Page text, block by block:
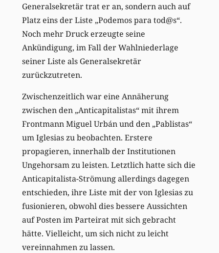
Generalsekretär trat er an, sondern auch auf
Platz eins der Liste „Podemos para tod@s“.
Noch mehr Druck erzeugte seine
Ankündigung, im Fall der Wahlniederlage
seiner Liste als Generalsekretär
zurückzutreten.
Zwischenzeitlich war eine Annäherung
zwischen den „Anticapitalistas“ mit ihrem
Frontmann Miguel Urbán und den „Pablistas“
um Iglesias zu beobachten. Erstere
propagieren, innerhalb der Institutionen
Ungehorsam zu leisten. Letztlich hatte sich die
Anticapitalista-Strömung allerdings dagegen
entschieden, ihre Liste mit der von Iglesias zu
fusionieren, obwohl dies bessere Aussichten
auf Posten im Parteirat mit sich gebracht
hätte. Vielleicht, um sich nicht zu leicht
vereinnahmen zu lassen.